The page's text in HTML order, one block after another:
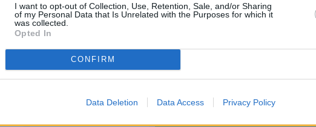
I want to opt-out of Collection, Use, Retention, Sale, and/or Sharing
of my Personal Data that Is Unrelated with the Purposes for which it
was collected.
Opted In
CONFIRM
Data Deletion Data Access Privacy Policy